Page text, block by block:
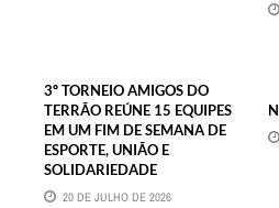
3º TORNEIO AMIGOS DO
TERRÃO REÚNE 15 EQUIPES
EM UM FIM DE SEMANA DE
ESPORTE, UNIÃO E
SOLIDARIEDADE
20 DE JULHO DE 2026